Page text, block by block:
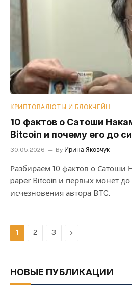
КРИПТОВАЛЮТЫ И БЛОКЧЕЙН
10 фактов о Сатоши
Bitcoin и почему его до
30.05.2026 By Ирина Яковчук
Разбираем 10 фактов о Сатоши
paper Bitcoin и первых монет до
исчезновения автора BTC.
1 2 3 Next
НОВЫЕ ПУБЛИКАЦИИ